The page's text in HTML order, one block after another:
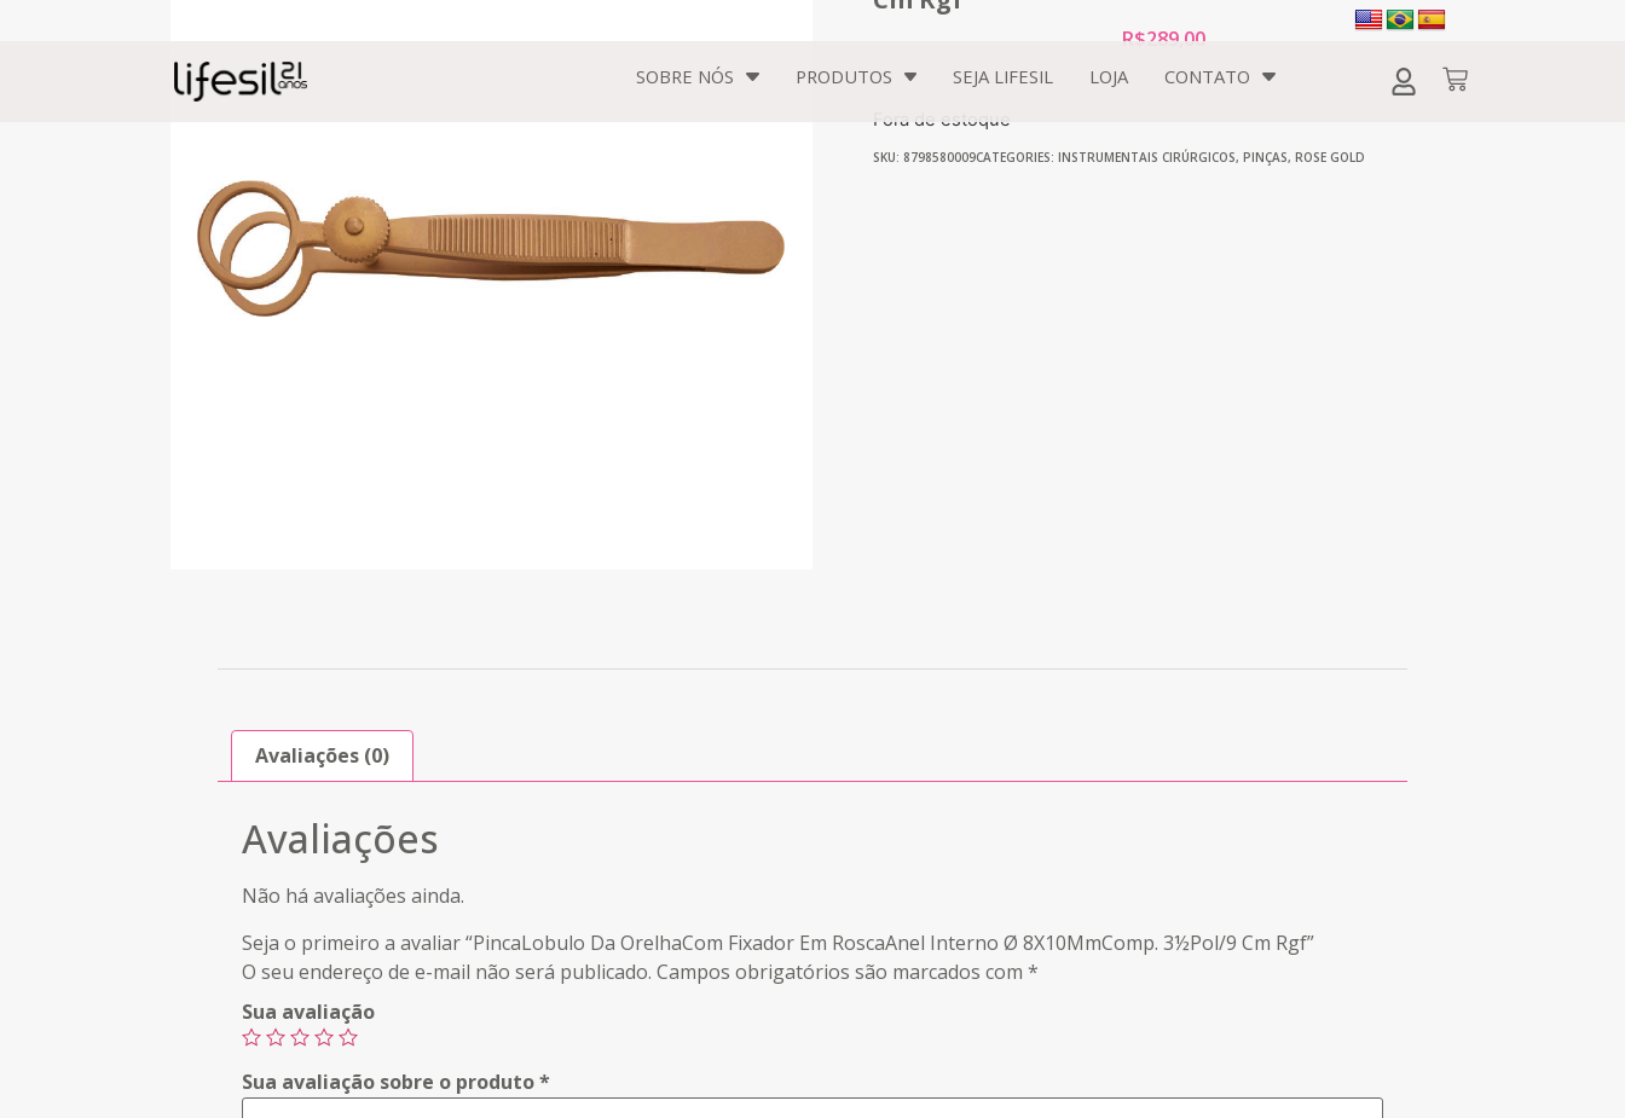
SOBRE NÓS PRODUTOS SEJA LIFESIL LOJA CONTATO
R$289,00
Fora de estoque
SKU: 8798580009CATEGORIES: INSTRUMENTAIS CIRÚRGICOS, PINÇAS, ROSE GOLD
Avaliações (0)
Avaliações
Não há avaliações ainda.
Seja o primeiro a avaliar “PincaLobulo Da OrelhaCom Fixador Em RoscaAnel Interno Ø 8X10MmComp. 3½Pol/9 Cm Rgf”
O seu endereço de e-mail não será publicado. Campos obrigatórios são marcados com *
Sua avaliação
Sua avaliação sobre o produto*